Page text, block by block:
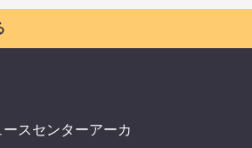
スセンターアーカ